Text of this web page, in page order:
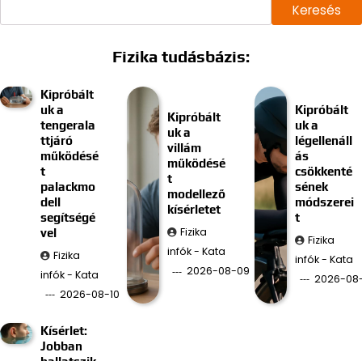
Keresés
Fizika tudásbázis:
Kipróbált
uk a
tengerala
ttjáró
működésé
t
palackmo
dell
segítségé
vel
Fizika
infók - Kata
2026-08-10
Kipróbált
uk a
villám
működésé
t
modellező
kísérletet
Fizika
infók - Kata
2026-08-09
Kipróbált
uk a
légellenáll
ás
csökkenté
sének
módszerei
t
Fizika
infók - Kata
2026-
Kísérlet:
Jobban